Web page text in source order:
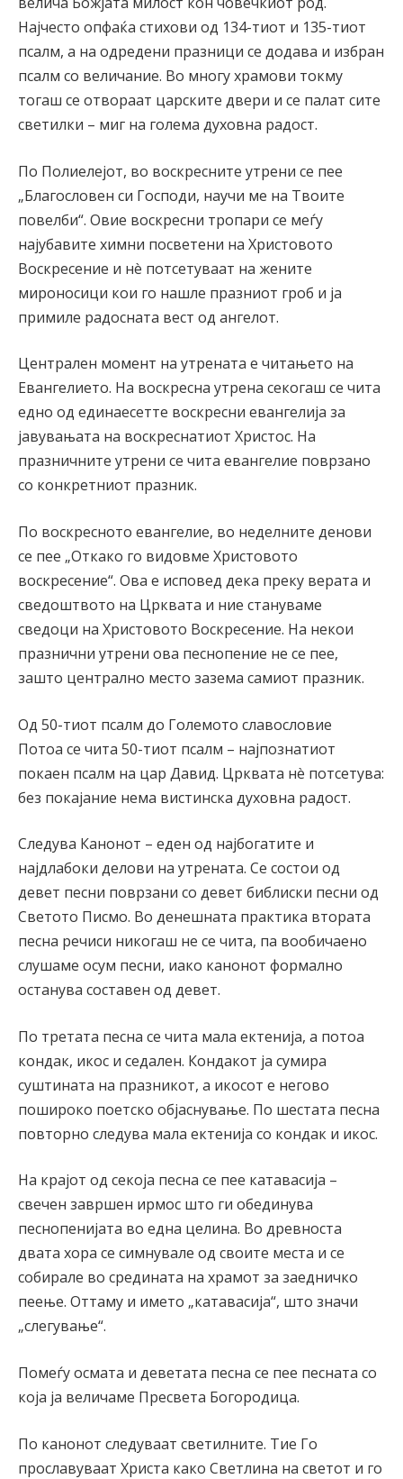
Најчесто опфаќа стихови од 134-тиот и 135-тиот
псалм, а на одредени празници се додава и избран
псалм со величание. Во многу храмови токму
тогаш се отвораат царските двери и се палат сите
светилки – миг на голема духовна радост.
По Полиелејот, во воскресните утрени се пее
„Благословен си Господи, научи ме на Твоите
повелби“. Овие воскресни тропари се меѓу
најубавите химни посветени на Христовото
Воскресение и нè потсетуваат на жените
мироносици кои го нашле празниот гроб и ја
примиле радосната вест од ангелот.
Централен момент на утрената е читањето на
Евангелието. На воскресна утрена секогаш се чита
едно од единаесетте воскресни евангелија за
јавувањата на воскреснатиот Христос. На
празничните утрени се чита евангелие поврзано
со конкретниот празник.
По воскресното евангелие, во неделните денови
се пее „Откако го видовме Христовото
воскресение“. Ова е исповед дека преку верата и
сведоштвото на Црквата и ние стануваме
сведоци на Христовото Воскресение. На некои
празнични утрени ова песнопение не се пее,
зашто централно место зазема самиот празник.
Од 50-тиот псалм до Големото славословие
Потоа се чита 50-тиот псалм – најпознатиот
покаен псалм на цар Давид. Црквата нè потсетува:
без покајание нема вистинска духовна радост.
Следува Канонот – еден од најбогатите и
најдлабоки делови на утрената. Се состои од
девет песни поврзани со девет библиски песни од
Светото Писмо. Во денешната практика втората
песна речиси никогаш не се чита, па вообичаено
слушаме осум песни, иако канонот формално
останува составен од девет.
По третата песна се чита мала ектенија, а потоа
кондак, икос и седален. Кондакот ја сумира
суштината на празникот, а икосот е негово
пошироко поетско објаснување. По шестата песна
повторно следува мала ектенија со кондак и икос.
На крајот од секоја песна се пее катавасија –
свечен завршен ирмос што ги обединува
песнопенијата во една целина. Во древноста
двата хора се симнувале од своите места и се
собирале во средината на храмот за заедничко
пеење. Оттаму и името „катавасија“, што значи
„слегување“.
Помеѓу осмата и деветата песна се пее песната со
која ја величаме Пресвета Богородица.
По канонот следуваат светилните. Тие Го
прославуваат Христа како Светлина на светот и го